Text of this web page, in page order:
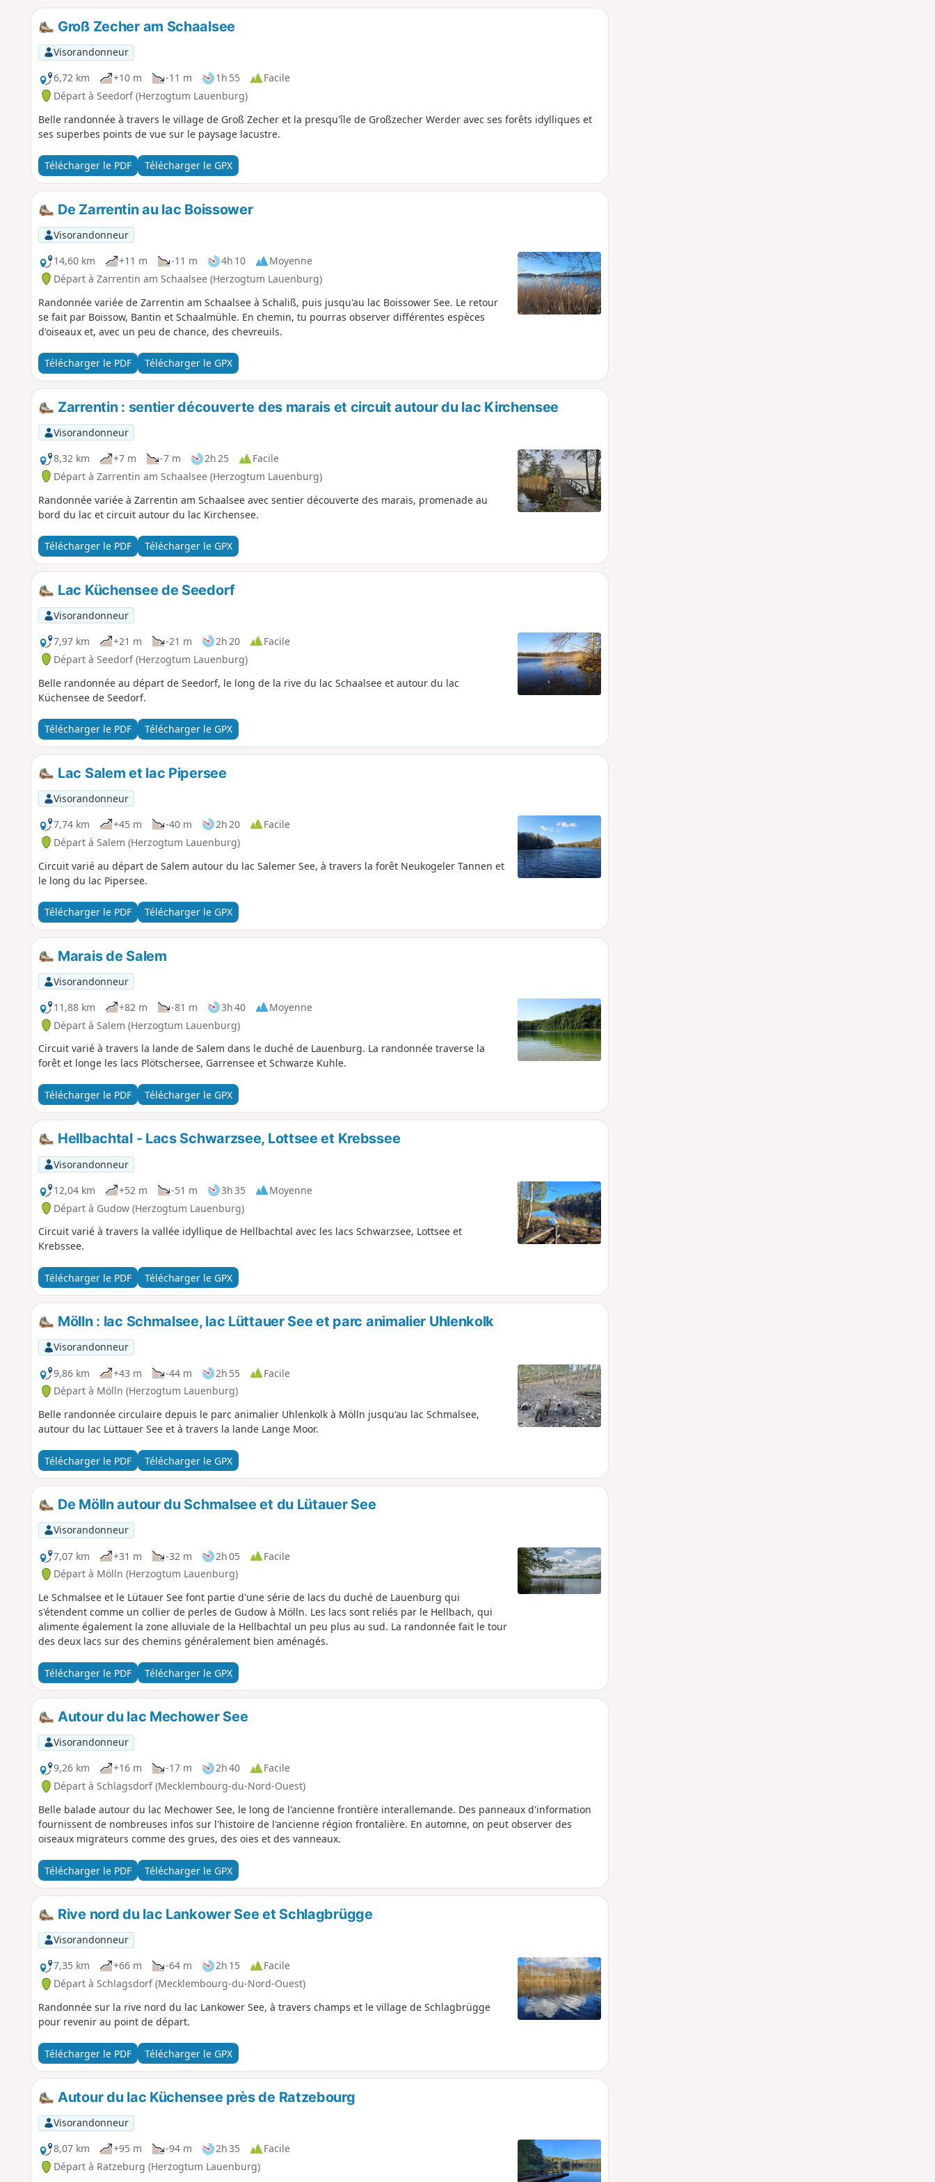
Groß Zecher am Schaalsee
Visorandonneur
6,72 km
+10 m -11 m 1h 55
Facile
Départ à Seedorf (Herzogtum Lauenburg)
Belle randonnée à travers le village de Groß Zecher et la presqu'île de Großzecher Werder avec ses forêts idylliques et
ses superbes points de vue sur le paysage lacustre.
Télécharger le PDF Télécharger le GPX
De Zarrentin au lac Boissower
Visorandonneur
14,60 km
+11 m -11 m 4h 10
Moyenne
Départ à Zarrentin am Schaalsee (Herzogtum Lauenburg)
Randonnée variée de Zarrentin am Schaalsee à Schaliß, puis jusqu'au lac Boissower See. Le retour
se fait par Boissow, Bantin et Schaalmühle. En chemin, tu pourras observer différentes espèces
d'oiseaux et, avec un peu de chance, des chevreuils.
Télécharger le PDF Télécharger le GPX
Zarrentin : sentier découverte des marais et circuit autour du lac Kirchensee
Visorandonneur
8,32 km
+7 m -7 m 2h 25
Facile
Départ à Zarrentin am Schaalsee (Herzogtum Lauenburg)
Randonnée variée à Zarrentin am Schaalsee avec sentier découverte des marais, promenade au
bord du lac et circuit autour du lac Kirchensee.
Télécharger le PDF Télécharger le GPX
Lac Küchensee de Seedorf
Visorandonneur
7,97 km
+21 m -21 m 2h 20
Facile
Départ à Seedorf (Herzogtum Lauenburg)
Belle randonnée au départ de Seedorf, le long de la rive du lac Schaalsee et autour du lac
Küchensee de Seedorf.
Télécharger le PDF Télécharger le GPX
Lac Salem et lac Pipersee
Visorandonneur
7,74 km
+45 m -40 m 2h 20
Facile
Départ à Salem (Herzogtum Lauenburg)
Circuit varié au départ de Salem autour du lac Salemer See, à travers la forêt Neukogeler Tannen et
le long du lac Pipersee.
Télécharger le PDF Télécharger le GPX
Marais de Salem
Visorandonneur
11,88 km
+82 m -81 m 3h 40
Moyenne
Départ à Salem (Herzogtum Lauenburg)
Circuit varié à travers la lande de Salem dans le duché de Lauenburg. La randonnée traverse la
forêt et longe les lacs Plötschersee, Garrensee et Schwarze Kuhle.
Télécharger le PDF Télécharger le GPX
Hellbachtal - Lacs Schwarzsee, Lottsee et Krebssee
Visorandonneur
12,04 km
+52 m -51 m 3h 35
Moyenne
Départ à Gudow (Herzogtum Lauenburg)
Circuit varié à travers la vallée idyllique de Hellbachtal avec les lacs Schwarzsee, Lottsee et
Krebssee.
Télécharger le PDF Télécharger le GPX
Mölln : lac Schmalsee, lac Lüttauer See et parc animalier Uhlenkolk
Visorandonneur
9,86 km
+43 m -44 m 2h 55
Facile
Départ à Mölln (Herzogtum Lauenburg)
Belle randonnée circulaire depuis le parc animalier Uhlenkolk à Mölln jusqu'au lac Schmalsee,
autour du lac Lüttauer See et à travers la lande Lange Moor.
Télécharger le PDF Télécharger le GPX
De Mölln autour du Schmalsee et du Lütauer See
Visorandonneur
7,07 km
+31 m -32 m 2h 05
Facile
Départ à Mölln (Herzogtum Lauenburg)
Le Schmalsee et le Lütauer See font partie d'une série de lacs du duché de Lauenburg qui
s'étendent comme un collier de perles de Gudow à Mölln. Les lacs sont reliés par le Hellbach, qui
alimente également la zone alluviale de la Hellbachtal un peu plus au sud. La randonnée fait le tour
des deux lacs sur des chemins généralement bien aménagés.
Télécharger le PDF Télécharger le GPX
Autour du lac Mechower See
Visorandonneur
9,26 km
+16 m -17 m 2h 40
Facile
Départ à Schlagsdorf (Mecklembourg-du-Nord-Ouest)
Belle balade autour du lac Mechower See, le long de l'ancienne frontière interallemande. Des panneaux d'information
fournissent de nombreuses infos sur l'histoire de l'ancienne région frontalière. En automne, on peut observer des
oiseaux migrateurs comme des grues, des oies et des vanneaux.
Télécharger le PDF Télécharger le GPX
Rive nord du lac Lankower See et Schlagbrügge
Visorandonneur
7,35 km
+66 m -64 m 2h 15
Facile
Départ à Schlagsdorf (Mecklembourg-du-Nord-Ouest)
Randonnée sur la rive nord du lac Lankower See, à travers champs et le village de Schlagbrügge
pour revenir au point de départ.
Télécharger le PDF Télécharger le GPX
Autour du lac Küchensee près de Ratzebourg
Visorandonneur
8,07 km
+95 m -94 m 2h 35
Facile
Départ à Ratzeburg (Herzogtum Lauenburg)